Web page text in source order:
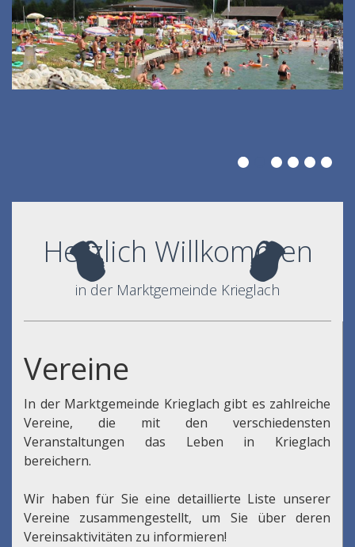
Herzlich Willkommen
in der Marktgemeinde Krieglach
Vereine
In der Marktgemeinde Krieglach gibt es zahlreiche
Vereine, die mit den verschiedensten
Veranstaltungen das Leben in Krieglach
bereichern.
Wir haben für Sie eine detaillierte Liste unserer
Vereine zusammengestellt, um Sie über deren
Vereinsaktivitäten zu informieren!